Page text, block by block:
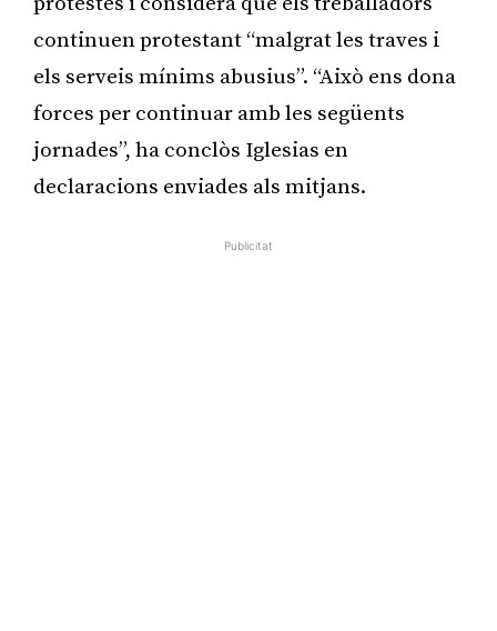
continuen protestant “malgrat les traves i
els serveis mínims abusius”. “Això ens dona
forces per continuar amb les següents
jornades”, ha conclòs Iglesias en
declaracions enviades als mitjans.
Publicitat